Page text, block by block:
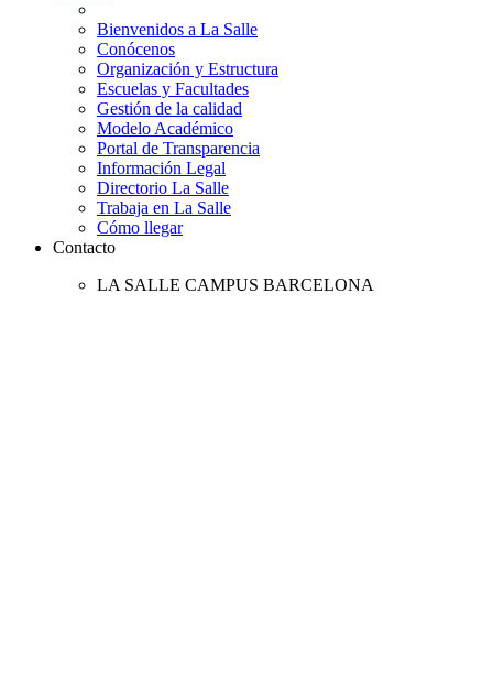
Bienvenidos a La Salle
Conócenos
Organización y Estructura
Escuelas y Facultades
Gestión de la calidad
Modelo Académico
Portal de Transparencia
Información Legal
Directorio La Salle
Trabaja en La Salle
Cómo llegar
Contacto
LA SALLE CAMPUS BARCELONA